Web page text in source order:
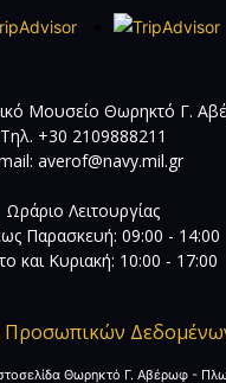
Μουσείο Θωρηκτό Γ.
Τηλ. +30 2109888211
averof@navy.mil.gr
Ωράριο Λειτουργίας
Παρασκευή: 09:00 - 14:00
και Κυριακή: 10:00 - 17:00
Προσωπικών
Θωρηκτό Γ. Αβέρωφ -